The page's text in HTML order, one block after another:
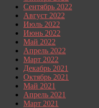
Сентябрь 2022
Август 2022
Июль 2022
Июнь 2022
Май 2022
Апрель 2022
Март 2022
Декабрь 2021
Октябрь 2021
Май 2021
Апрель 2021
Март 2021